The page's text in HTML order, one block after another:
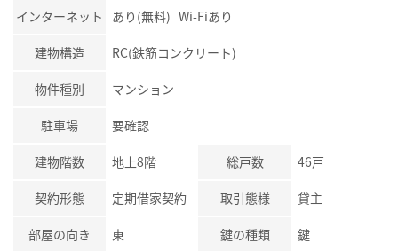
インターネット あり(無料) Wi-Fiあり
建物構造 RC(鉄筋コンクリート)
物件種別 マンション
駐車場 要確認
建物階数 地上8階 総戸数 46戸
契約形態 定期借家契約 取引態様 貸主
部屋の向き 東 鍵の種類 鍵